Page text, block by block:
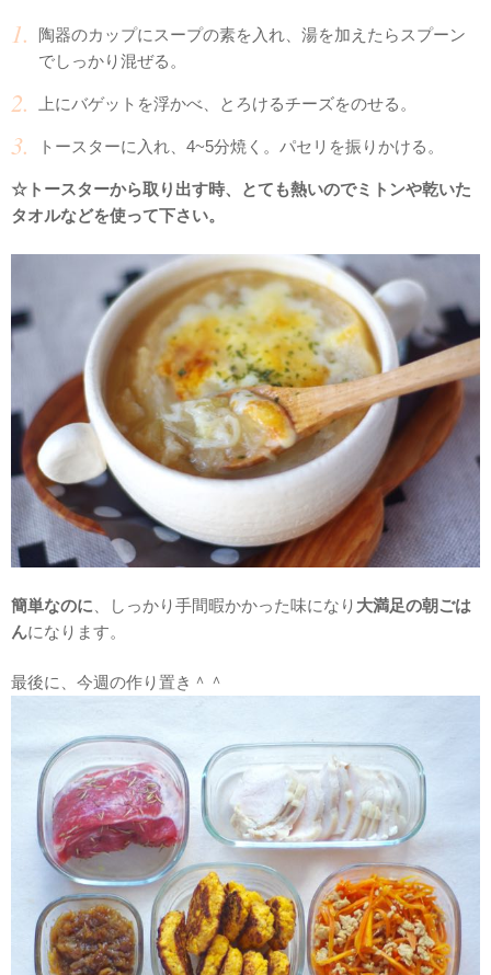
陶器のカップにスープの素を入れ、湯を加えたらスプーン
でしっかり混ぜる。
上にバゲットを浮かべ、とろけるチーズをのせる。
トースターに入れ、4~5分焼く。パセリを振りかける。
☆トースターから取り出す時、とても熱いのでミトンや乾いた
タオルなどを使って下さい。
簡単なのに 、しっかり手間暇かかった味になり 大満足の朝ごは
んになります。
最後に、今週の作り置き＾＾